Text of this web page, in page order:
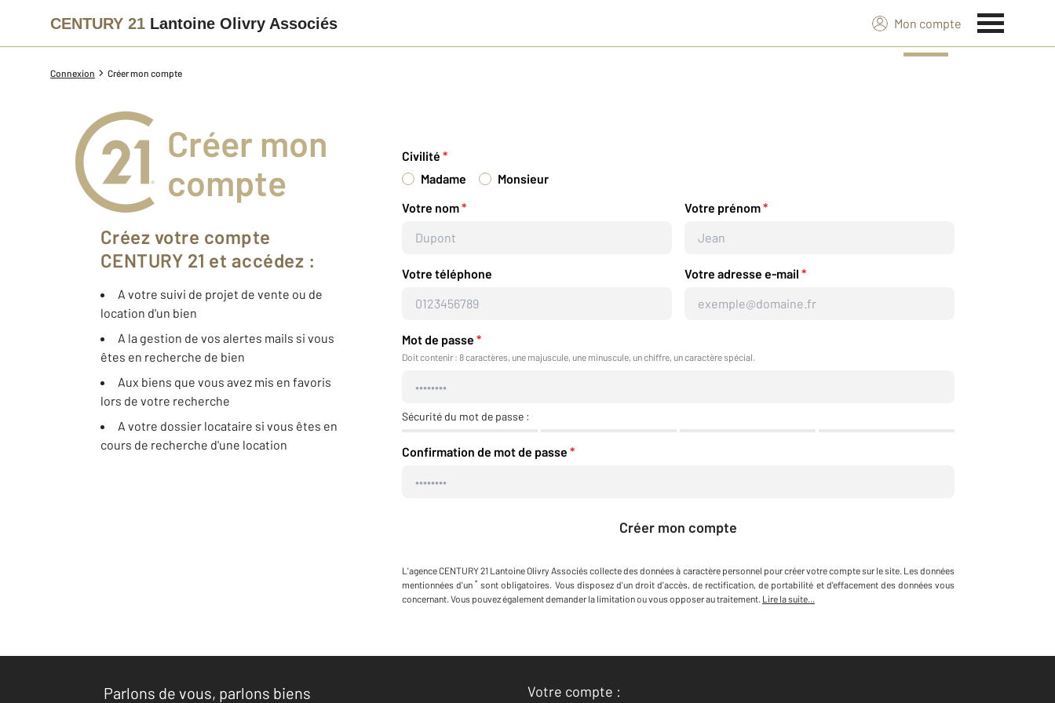
CENTURY 21 Lantoine Olivry Associés Mon compte
Connexion Créer mon compte
Créer mon
compte
Créez votre compte
CENTURY 21 et accédez :
A votre suivi de projet de vente ou de
location d'un bien
A la gestion de vos alertes mails si vous
êtes en recherche de bien
Aux biens que vous avez mis en favoris
lors de votre recherche
A votre dossier locataire si vous êtes en
cours de recherche d'une location
Civilité *
Madame
Monsieur
Votre nom* Votre prénom*
Votre téléphone Votre adresse e-mail *
Mot de passe *
Doit contenir : 8 caractères, une majuscule, une minuscule, un chiffre, un caractère spécial.
Sécurité du mot de passe :
Confirmation de mot de passe *
Créer mon compte
L'agenceCENTURY 21 Lantoine Olivry Associéscollecte des données à caractère personnel pour créer votre compte sur le site. Les données
mentionnées d'un * sont obligatoires. Vous disposez d'un droit d'accès, de rectification, de portabilité et d'effacement des données vous
concernant. Vous pouvez également demander la limitation ou vous opposer au traitement. Lire la suite...
Parlons de vous, parlons biens Votre compte :